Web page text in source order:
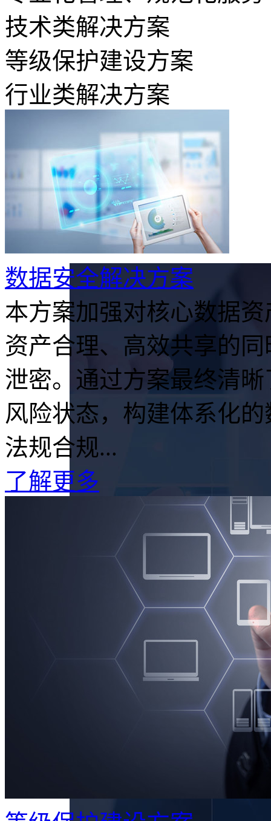
技术类解决方案
等级保护建设方案
行业类解决方案
数据安全解决方案
本方案加强对核心数据
资产合理、高效共享的
泄密。通过方案最终清
风险状态，构建体系化
法规合规...
了解更多